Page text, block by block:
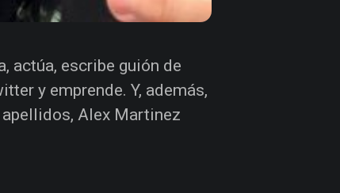
actúa, escribe guión de
y emprende. Y, además,
Alex Martinez